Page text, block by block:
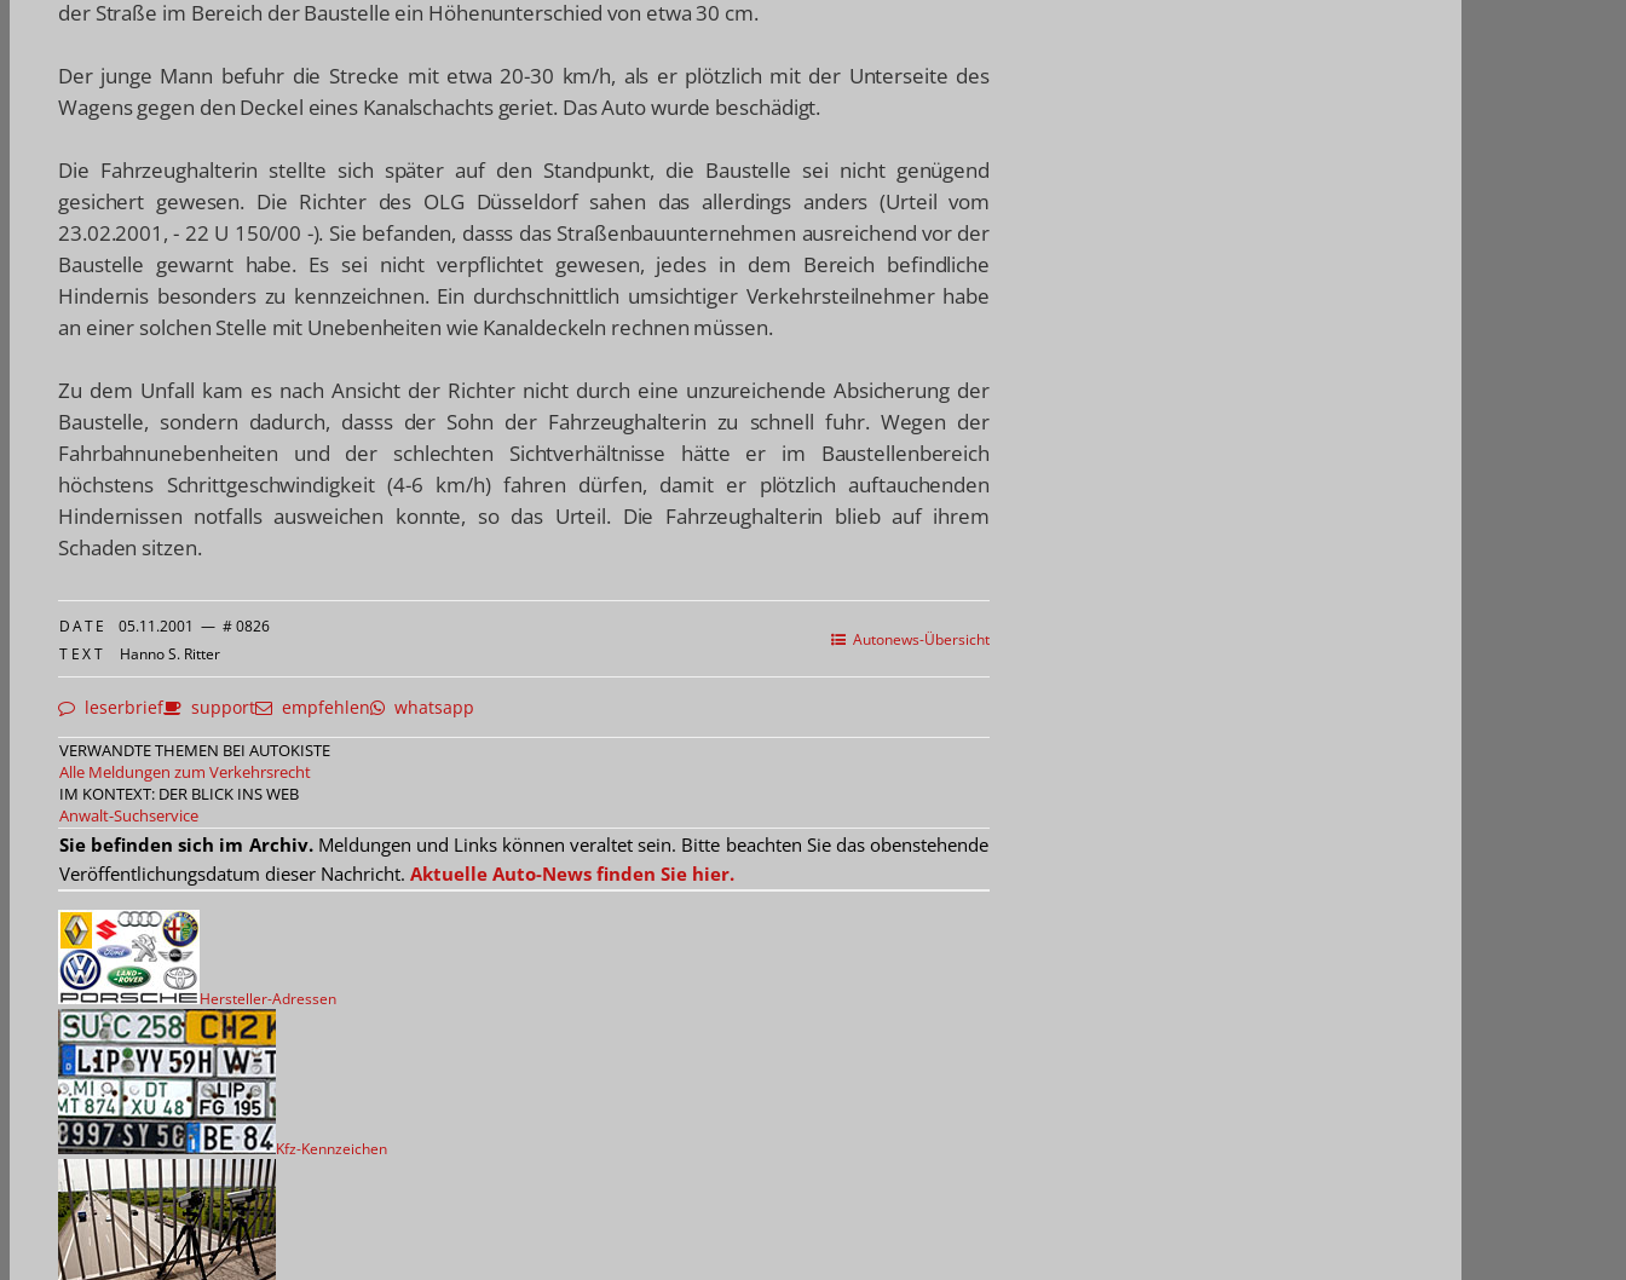
der Straße im Bereich der Baustelle ein Höhenunterschied von etwa 30 cm.
Der junge Mann befuhr die Strecke mit etwa 20-30 km/h, als er plötzlich mit der Unterseite des
Wagens gegen den Deckel eines Kanalschachts geriet. Das Auto wurde beschädigt.
Die Fahrzeughalterin stellte sich später auf den Standpunkt, die Baustelle sei nicht genügend
gesichert gewesen. Die Richter des OLG Düsseldorf sahen das allerdings anders (Urteil vom
23.02.2001,- 22 U 150/00 -). Sie befanden, dasss das Straßenbauunternehmen ausreichend vor der
Baustelle gewarnt habe. Es sei nicht verpflichtet gewesen, jedes in dem Bereich befindliche
Hindernis besonders zu kennzeichnen. Ein durchschnittlich umsichtiger Verkehrsteilnehmer habe
an einer solchen Stelle mit Unebenheiten wie Kanaldeckeln rechnen müssen.
Zu dem Unfall kam es nach Ansicht der Richter nicht durch eine unzureichende Absicherung der
Baustelle, sondern dadurch, dasss der Sohn der Fahrzeughalterin zu schnell fuhr. Wegen der
Fahrbahnunebenheiten und der schlechten Sichtverhältnisse hätte er im Baustellenbereich
höchstens Schrittgeschwindigkeit (4-6 km/h) fahren dürfen, damit er plötzlich auftauchenden
Hindernissen notfalls ausweichen konnte, so das Urteil. Die Fahrzeughalterin blieb auf ihrem
Schaden sitzen.
Autonews-Übersicht
DATE 05.11.2001 — # 0826
TEXT Hanno S. Ritter
leserbrief support empfehlen whatsapp
VERWANDTE THEMEN BEI AUTOKISTE
Alle Meldungen zum Verkehrsrecht
IM KONTEXT: DER BLICK INS WEB
Anwalt-Suchservice
Sie befinden sich im Archiv.Meldungen und Links können veraltet sein. Bitte beachten Sie das obenstehende
Veröffentlichungsdatum dieser Nachricht. Aktuelle Auto-News finden Sie hier.
Hersteller-Adressen
Kfz-Kennzeichen